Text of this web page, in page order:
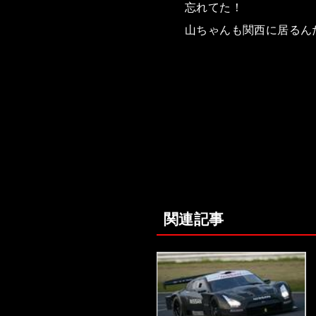
忘れてた！
山ちゃんも関西に居るん
関連記事